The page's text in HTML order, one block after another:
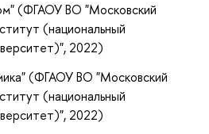
(ФГАОУ ВО "Московский
(национальный
2022)
(ФГАОУ ВО "Московский
(национальный
2022)